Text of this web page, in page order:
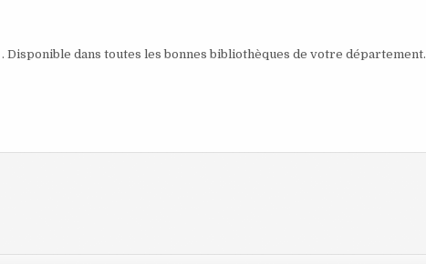
. Disponible dans toutes les bonnes bibliothèques de votre département.